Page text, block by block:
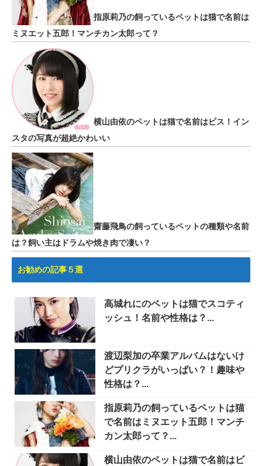
指原莉乃の飼っているペットは猫で名前は
ミヌエット五郎！マンチカン太郎って？
横山由依のペットは猫で名前はビス！イン
スタの写真が超絶かわいい
齋藤飛鳥の飼っているペットの種類や名前
は？飼い主はドラムや焼き肉で凄い？
お勧めの記事５選
高城れにのペットは猫でスコティ
ッシュ！名前や性格は？...
渡辺梨加の卒業アルバムはないけ
どプリクラがいっぱい？！趣味や
性格は？...
指原莉乃の飼っているペットは猫
で名前はミヌエット五郎！マンチ
カン太郎って？...
横山由依のペットは猫で名前はビ